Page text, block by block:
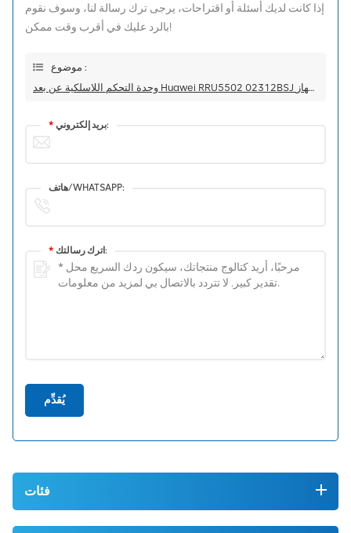
إذا كانت لديك أسئلة أو اقتراحات، يرجى ترك رسالة لنا، وسوف نقوم
بالرد عليك في أقرب وقت ممكن!
موضوع :
وحدة التحكم اللاسلكية عن بعد Huawei RRU5502 02312BSJ لجهاز DBS5900
* بريد إلكتروني:
هاتف/WHATSAPP:
* اترك رسالتك:
يُقدِّم
فئات